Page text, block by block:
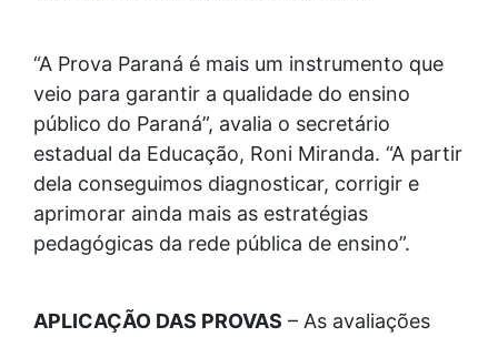
“A Prova Paraná é mais um instrumento que
veio para garantir a qualidade do ensino
público do Paraná”, avalia o secretário
estadual da Educação, Roni Miranda. “A partir
dela conseguimos diagnosticar, corrigir e
aprimorar ainda mais as estratégias
pedagógicas da rede pública de ensino”.
APLICAÇÃO DAS PROVAS – As avaliações